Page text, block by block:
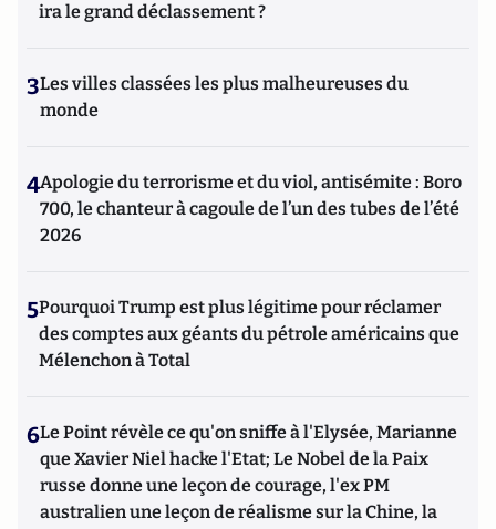
ira le grand déclassement ?
3Les villes classées les plus malheureuses du
monde
4Apologie du terrorisme et du viol, antisémite : Boro
700, le chanteur à cagoule de l’un des tubes de l’été
2026
5Pourquoi Trump est plus légitime pour réclamer
des comptes aux géants du pétrole américains que
Mélenchon à Total
6Le Point révèle ce qu'on sniffe à l'Elysée, Marianne
que Xavier Niel hacke l'Etat; Le Nobel de la Paix
russe donne une leçon de courage, l'ex PM
australien une leçon de réalisme sur la Chine, la